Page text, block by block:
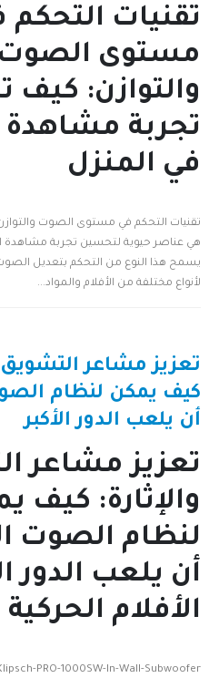
تقنيات التحكم
مستوى الصوت
والتوازن:
تجربة مشاهدة
في المنزل
تقنيات التحكم في مستوى الصوت
هي عناصر حيوية لتحسين تجربة مشاهدة
يسمح هذا النوع من التحكم بتعديل
لأنواع مختلفة من الأفلام والمواد...
تعزيز مشاعر التشويق
كيف يمكن لنظام
أن يلعب الدور الأكبر
تعزيز مشاعر
والإثارة: كيف
لنظام الصوت
أن يلعب الدور
الأفلام الحركية